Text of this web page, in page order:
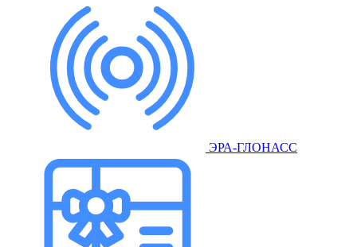
ЭРА-ГЛОНАСС